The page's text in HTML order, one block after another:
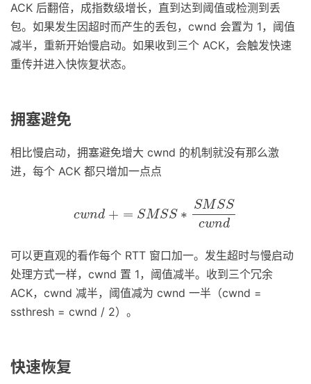
ACK 后翻倍，成指数级增长，直到达到阈值或检测到丢
包。如果发生因超时而产生的丢包，cwnd 会置为 1，阈值
减半，重新开始慢启动。如果收到三个 ACK，会触发快速
重传并进入快恢复状态。
拥塞避免
相比慢启动，拥塞避免增大 cwnd 的机制就没有那么激
进，每个 ACK 都只增加一点点
cwnd + = SMSS ∗
SM SS
cwnd
MSScw
可以更直观的看作每个 RTT 窗口加一。发生超时与慢启动
处理方式一样，cwnd 置 1，阈值减半。收到三个冗余
ACK，cwnd 减半，阈值减为 cwnd 一半（cwnd =
ssthresh = cwnd / 2）。
快速恢复